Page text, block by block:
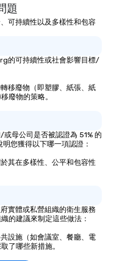
short stroll allows
heading to the next
Our tours offer an
entertainment. All
offering engaging
interactive
experiences offer the
convenient outing,
題
可持續性以及多樣性和包容
的可持續性或社會影響目標/
移廢物（即塑膠、紙張、紙
廢物的策略。
母公司是否被認證為 51% 的
您獲得以下哪一項認證：
其在多樣性、公平和包容性
實體或私營組織的衛生服務
的建議來制定這些做法：
設施（如會議室、餐廳、電
了哪些新措施。